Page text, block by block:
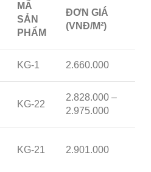
MÃ
SẢN
PHẨM
ĐƠN GIÁ
(VNĐ/M²)
KG-1 2.660.000
KG-22
2.828.000 –
2.975.000
KG-21 2.901.000